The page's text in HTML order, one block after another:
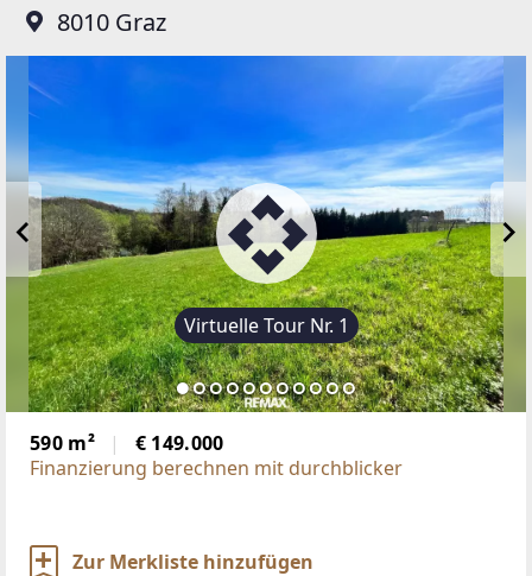
8010 Graz
Virtuelle Tour Nr. 1
590 m²
€ 149.000
Finanzierung berechnen mit durchblicker
Zur Merkliste hinzufügen